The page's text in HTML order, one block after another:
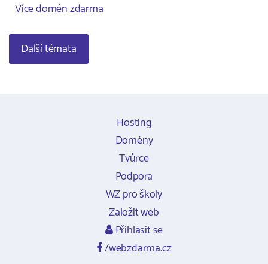
Více domén zdarma
Další témata
Hosting
Domény
Tvůrce
Podpora
WZ pro školy
Založit web
Přihlásit se
/webzdarma.cz